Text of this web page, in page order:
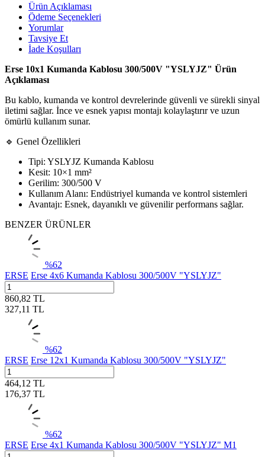
Ürün Açıklaması
Ödeme Seçenekleri
Yorumlar
Tavsiye Et
İade Koşulları
Erse 10x1 Kumanda Kablosu 300/500V "YSLYJZ" Ürün
Açıklaması
Bu kablo, kumanda ve kontrol devrelerinde güvenli ve sürekli sinyal
iletimi sağlar. İnce ve esnek yapısı montajı kolaylaştırır ve uzun
ömürlü kullanım sunar.
🔹 Genel Özellikleri
Tipi: YSLYJZ Kumanda Kablosu
Kesit: 10×1 mm²
Gerilim: 300/500 V
Kullanım Alanı: Endüstriyel kumanda ve kontrol sistemleri
Avantajı: Esnek, dayanıklı ve güvenilir performans sağlar.
BENZER ÜRÜNLER
%62
ERSE Erse 4x6 Kumanda Kablosu 300/500V "YSLYJZ"
860,82 TL
327,11 TL
%62
ERSE Erse 12x1 Kumanda Kablosu 300/500V "YSLYJZ"
464,12 TL
176,37 TL
%62
ERSE Erse 4x1 Kumanda Kablosu 300/500V "YSLYJZ" M1